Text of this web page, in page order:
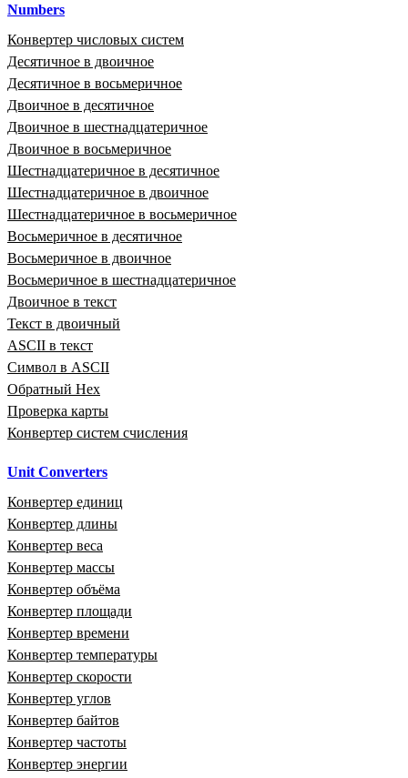
Numbers
Конвертер числовых систем
Десятичное в двоичное
Десятичное в восьмеричное
Двоичное в десятичное
Двоичное в шестнадцатеричное
Двоичное в восьмеричное
Шестнадцатеричное в десятичное
Шестнадцатеричное в двоичное
Шестнадцатеричное в восьмеричное
Восьмеричное в десятичное
Восьмеричное в двоичное
Восьмеричное в шестнадцатеричное
Двоичное в текст
Текст в двоичный
ASCII в текст
Символ в ASCII
Обратный Hex
Проверка карты
Конвертер систем счисления
Unit Converters
Конвертер единиц
Конвертер длины
Конвертер веса
Конвертер массы
Конвертер объёма
Конвертер площади
Конвертер времени
Конвертер температуры
Конвертер скорости
Конвертер углов
Конвертер байтов
Конвертер частоты
Конвертер энергии